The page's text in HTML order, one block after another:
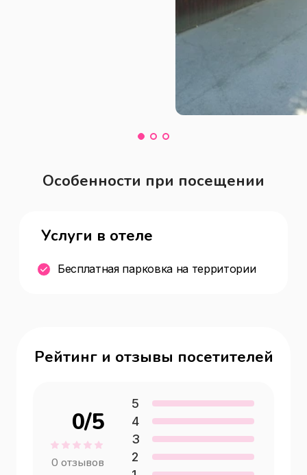
Особенности при посещении
Услуги в отеле
Бесплатная парковка на территории
Рейтинг и отзывы посетителей
0/5
0 отзывов
5
4
3
2